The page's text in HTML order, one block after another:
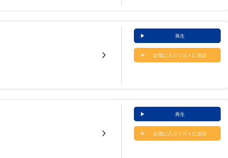
再生
お気に入りリストに追加
再生
お気に入りリストに追加